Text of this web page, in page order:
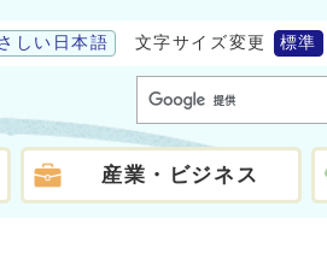
しい日本語 文字サイズ変更 標準
産業・ビジネス